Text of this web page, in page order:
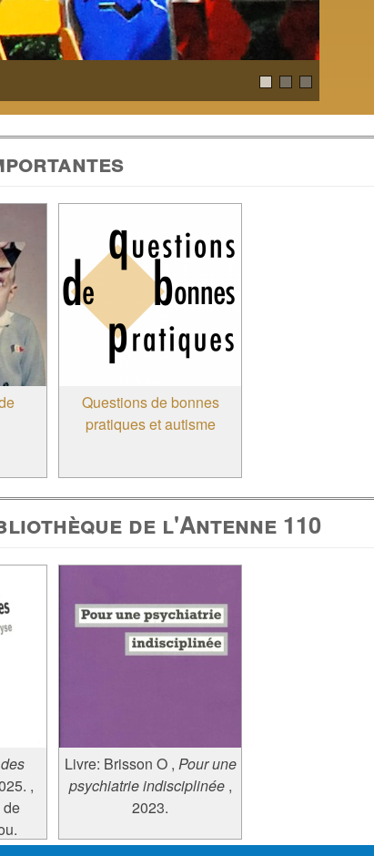
Questions de bonnes
pratiques et autisme
de l'Antenne 110
,
Livre: Brisson O , Pour une
psychiatrie indisciplinée ,
2023.